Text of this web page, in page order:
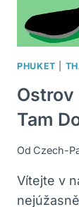
PHUKET
Ostrov
Tam
Od Czech-
Vítejte v